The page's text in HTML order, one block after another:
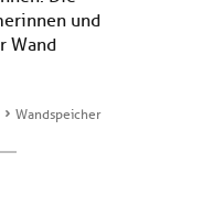
und
Wand
Wandspeicher